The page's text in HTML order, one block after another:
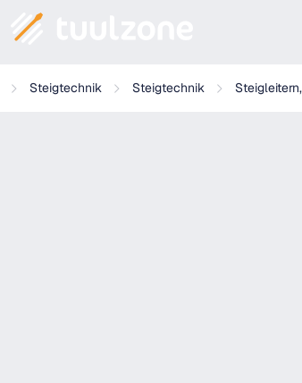
Steigtechnik Steigtechnik